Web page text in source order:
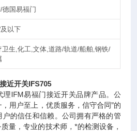
德国易福门
以下
卫生,化工,文体,道路/轨道/船舶,钢铁/
近开关IFS705
理IFM易福门接近开关品牌产品。公
用户至上，优质服务，信守合同”的
的信任和信赖。公司拥有严格的管
量，专业的技术师，*的检测设备，